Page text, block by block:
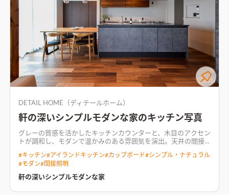
DETAIL HOME（ディテールホーム）
軒の深いシンプルモダンな家のキッチン写真
グレーの質感を活かしたキッチンカウンターと、木目のアクセン
トが調和し、モダンで温かみのある雰囲気を演出。天井の間接
ダイニングスペース
LDKは東側と南側の2面から光を取り込み、
常に明るく開放的な空間に。 2.6mのワイドサッシにより、日中
は自然光がたっぷりと差し込む。 ダウンフロアを採用すること
あるアイランドキッチンからは、LDK全体と和室を見渡せ、料
#キッチン# アイランドキッチン#カップボード#シンプル・ナチュラル
#モダン#間接照明
軒の深いシンプルモダンな家